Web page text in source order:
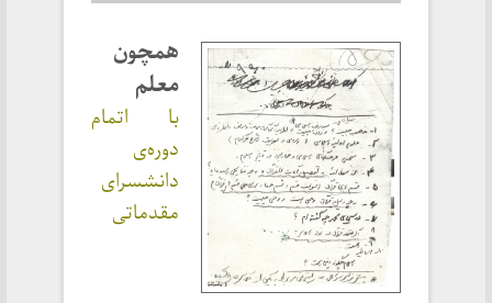
همچون
معلم
با اتمام
دوره‌ی
دانشسرای
مقدماتی